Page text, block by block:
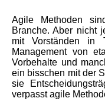
Agile Methoden
Branche. Aber nicht
mit Vorständen in
Management von
Vorbehalte und
ein bisschen mit der
sie
verpasst agile